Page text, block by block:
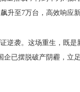
升至7万台，高效响应
逆袭。这场重生，既
已摆脱破产阴霾，立